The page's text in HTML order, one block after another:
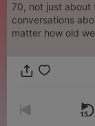
70, not just about
conversations
matter how old
are we still